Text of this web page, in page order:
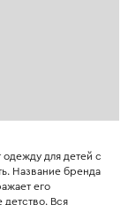
одежду для детей с
Название бренда
его
Вся